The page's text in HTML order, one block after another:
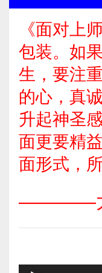
《面对上
包装。如
生，要注
的心，真
升起神圣
面更要精
面形式，
————大